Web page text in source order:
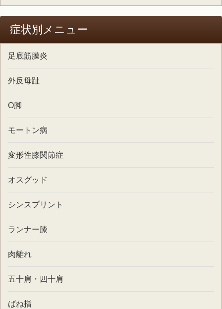
症状別メニュー
足底筋膜炎
外反母趾
O脚
モートン病
変形性膝関節症
オスグッド
シンスプリント
ランナー膝
肉離れ
五十肩・四十肩
ばね指